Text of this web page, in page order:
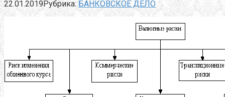
22.01.2019Рубрика: БАНКОВСКОЕ ДЕЛО